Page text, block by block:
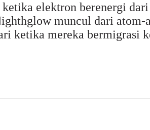
elektron berenergi
muncul dari atom-
ketika mereka bermigrasi